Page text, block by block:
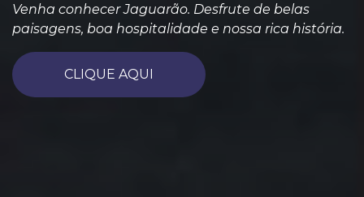
Venha conhecer Jaguarão. Desfrute de belas
paisagens, boa hospitalidade e nossa rica história.
CLIQUE AQUI